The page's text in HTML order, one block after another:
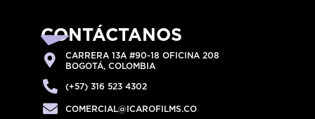
CONTÁCTANOS
CARRERA 13A #90-18 OFICINA 208
BOGOTÁ, COLOMBIA
(+57) 316 523 4302
COMERCIAL@ICAROFILMS.CO